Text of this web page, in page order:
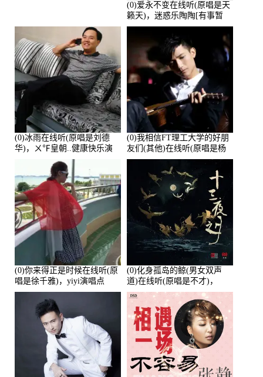
(0)爱永不变在线听(原唱是天
籁天)，迷惑乐陶陶[有事暂
离]演唱点播:27678次
(0)冰雨在线听(原唱是刘德
华)，ㄨ℉皇朝..健康快乐演
(0)我相信FT理工大学的好朋
友们(其他)在线听(原唱是杨
培安)，老乔演唱点播:23714
(0)你来得正是时候在线听(原
唱是徐千雅)，yiyi演唱点
播:21991次
(0)化身孤岛的鲸(男女双声
道)在线听(原唱是不才)，
HGBai演唱点播:19428次